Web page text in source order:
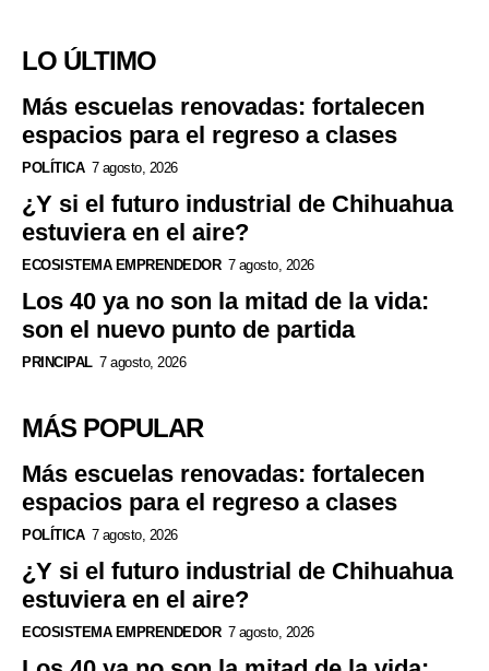
LO ÚLTIMO
Más escuelas renovadas: fortalecen
espacios para el regreso a clases
POLÍTICA 7 agosto, 2026
¿Y si el futuro industrial de Chihuahua
estuviera en el aire?
ECOSISTEMA EMPRENDEDOR 7 agosto, 2026
Los 40 ya no son la mitad de la vida:
son el nuevo punto de partida
PRINCIPAL 7 agosto, 2026
MÁS POPULAR
Más escuelas renovadas: fortalecen
espacios para el regreso a clases
POLÍTICA 7 agosto, 2026
¿Y si el futuro industrial de Chihuahua
estuviera en el aire?
ECOSISTEMA EMPRENDEDOR 7 agosto, 2026